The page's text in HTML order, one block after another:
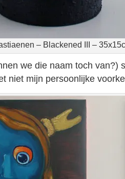
– Blackened III –
we die naam toch van?)
niet mijn persoonlijke